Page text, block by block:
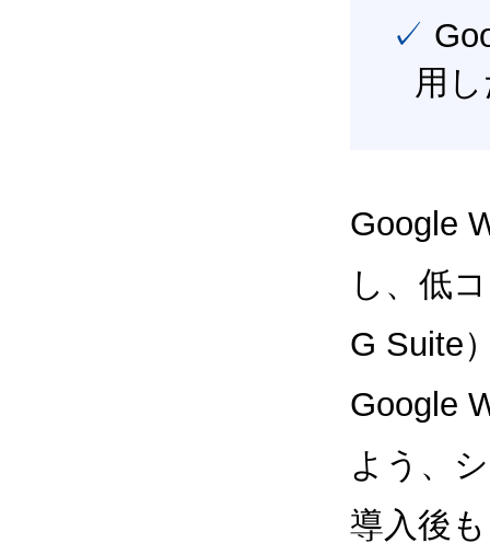
✓ Google Workspace（旧G Suite） を最大限に活
用
Google
し、低
G Suite
Google
よう、
導入後